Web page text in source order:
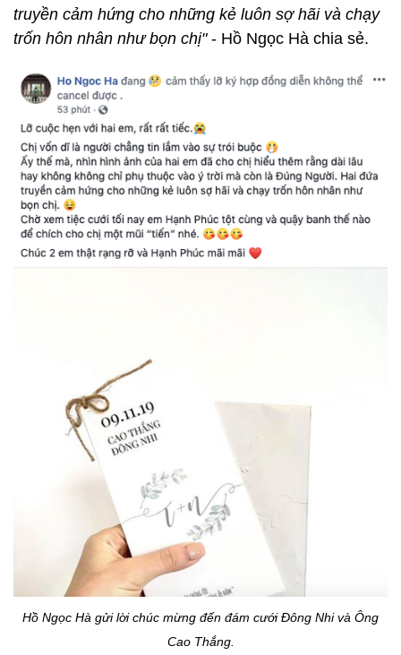
truyền cảm hứng cho những kẻ luôn sợ hãi và chạy
trốn hôn nhân như bọn chị"- Hồ Ngọc Hà chia sẻ.
Hồ Ngọc Hà gửi lời chúc mừng đến đám cưới Đông Nhi và Ông
Cao Thắng.